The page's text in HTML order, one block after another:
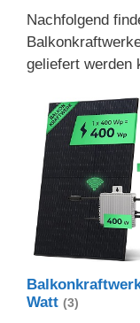
Nachfolgend
geliefert werden
Watt (3)